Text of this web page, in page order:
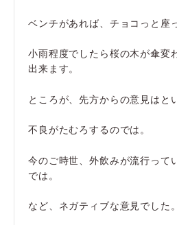
ベンチがあれば、チョコっと座
小雨程度でしたら桜の木が傘変
出来ます。
ところが、先方からの意見はと
不良がたむろするのでは。
今のご時世、外飲みが流行って
では。
など、ネガティブな意見でした。